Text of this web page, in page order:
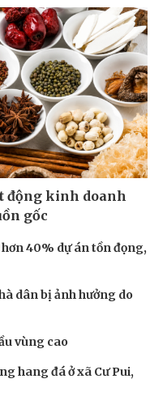
động kinh doanh
gốc
40% dự án tồn đọng,
dân bị ảnh hưởng do
vùng cao
hang đá ở xã Cư Pui,